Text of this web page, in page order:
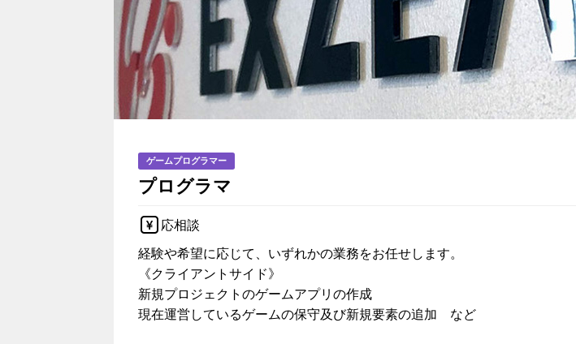
ゲームプログラマー
プログラマ
応相談
経験や希望に応じて、いずれかの業務をお任せします。
《クライアントサイド》
新規プロジェクトのゲームアプリの作成
現在運営しているゲームの保守及び新規要素の追加 など